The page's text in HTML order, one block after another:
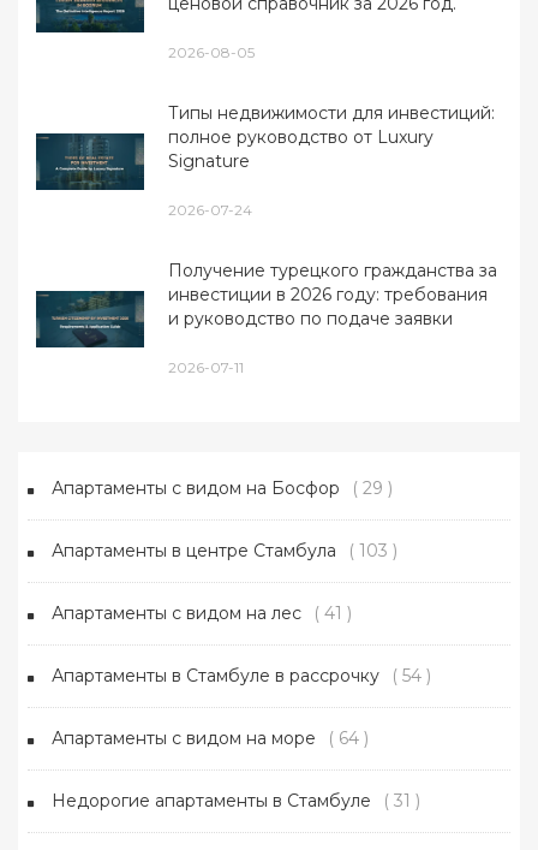
2026-08-05
Типы недвижимости для инвестиций:
полное руководство от Luxury
Signature
2026-07-24
Получение турецкого гражданства за
инвестиции в 2026 году: требования
и руководство по подаче заявки
2026-07-11
Апартаменты с видом на Босфор ( 29 )
Апартаменты в центре Стамбула ( 103 )
Апартаменты с видом на лес ( 41 )
Апартаменты в Стамбуле в рассрочку ( 54 )
Апартаменты с видом на море ( 64 )
Недорогие апартаменты в Стамбуле ( 31 )